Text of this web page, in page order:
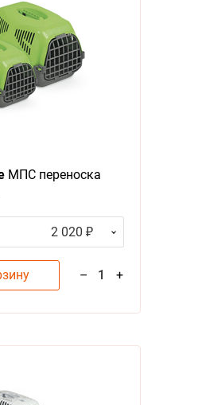
МПС переноска
2 020 ₽
– 1 +